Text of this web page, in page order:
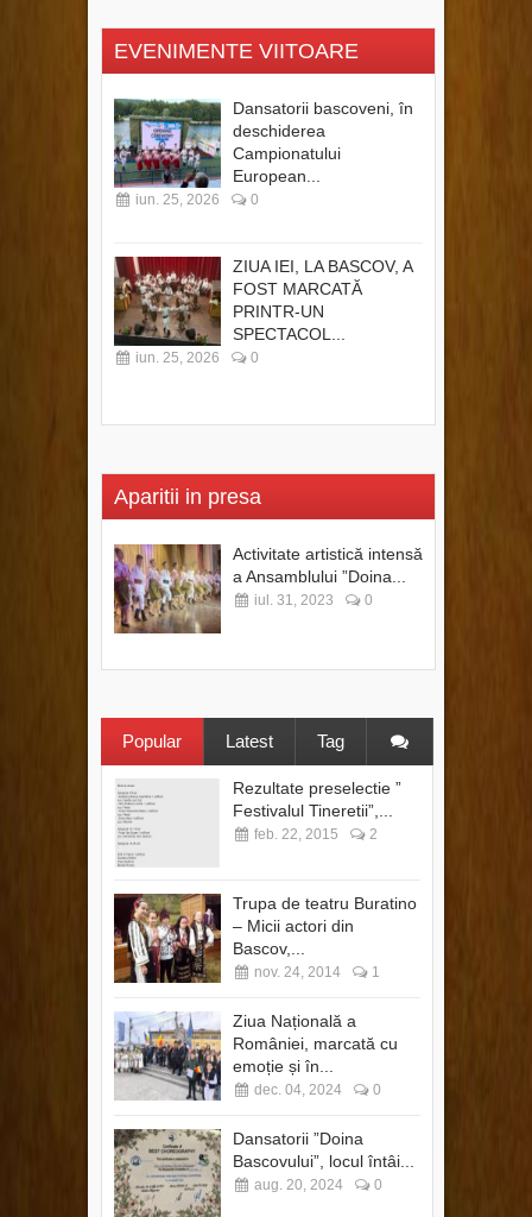
EVENIMENTE VIITOARE
Dansatorii bascoveni, în
deschiderea
Campionatului
European...
iun. 25, 2026 0
ZIUA IEI, LA BASCOV, A
FOST MARCATĂ
PRINTR-UN
SPECTACOL...
iun. 25, 2026 0
Aparitii in presa
Activitate artistică intensă
a Ansamblului ”Doina...
iul. 31, 2023 0
Popular Latest Tag
Rezultate preselectie ”
Festivalul Tineretii”,...
feb. 22, 2015 2
Trupa de teatru Buratino
– Micii actori din
Bascov,...
nov. 24, 2014 1
Ziua Națională a
României, marcată cu
emoție și în...
dec. 04, 2024 0
Dansatorii ”Doina
Bascovului”, locul întâi...
aug. 20, 2024 0